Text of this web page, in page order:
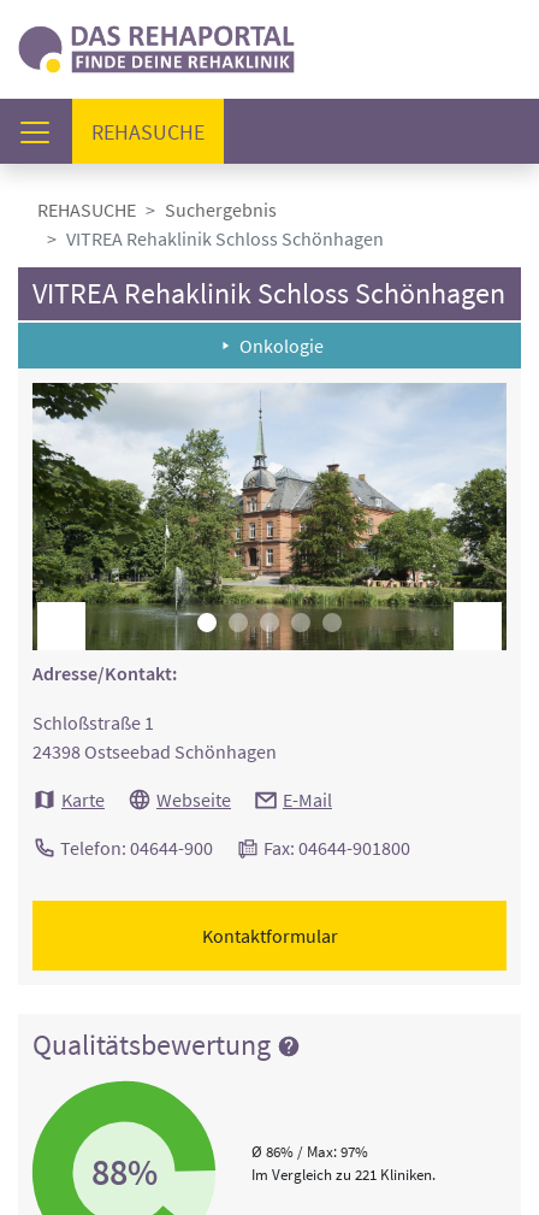
REHASUCHE(AKTUELL)
REHASUCHE
Suchergebnis
VITREA Rehaklinik Schloss Schönhagen
VITREA Rehaklinik Schloss Schönhagen
Onkologie
Adresse/Kontakt:
Schloßstraße 1
24398 Ostseebad Schönhagen
Karte
Webseite E-Mail
Telefon: 04644-900 Fax: 04644-901800
Kontaktformular
Qualitätsbewertung
88%
Ø 86% / Max: 97%
Im Vergleich zu 221 Kliniken.